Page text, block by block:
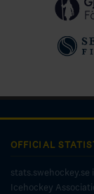
OFFICIAL
Icehockey